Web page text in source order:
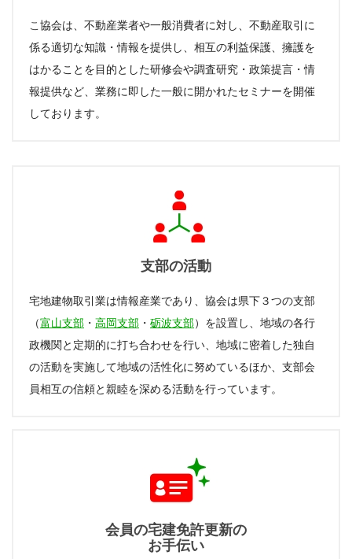
こ協会は、不動産業者や一般消費者に対し、不動産取引に
係る適切な知識・情報を提供し、相互の利益保護、擁護を
はかることを目的とした研修会や調査研究・政策提言・情
報提供など、業務に即した一般に開かれたセミナーを開催
しております。
支部の活動
宅地建物取引業は情報産業であり、協会は県下３つの支部
（富山支部 ・ 高岡支部 ・ 砺波支部）を設置し、地域の各行
政機関と定期的に打ち合わせを行い、地域に密着した独自
の活動を実施して地域の活性化に努めているほか、支部会
員相互の信頼と親睦を深める活動を行っています。
会員の宅建免許更新の
お手伝い